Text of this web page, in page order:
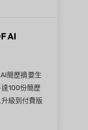
AI
簡歷摘要生
100份簡歷
級到付費版